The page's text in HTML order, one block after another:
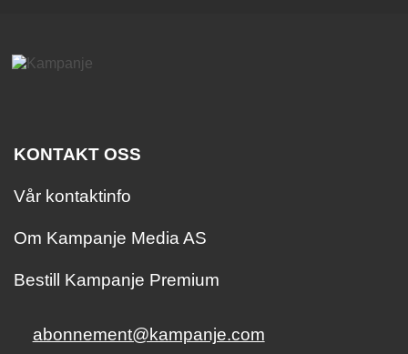
KONTAKT OSS
Vår kontaktinfo
Om Kampanje Media AS
Bestill Kampanje Premium
abonnement@kampanje.com